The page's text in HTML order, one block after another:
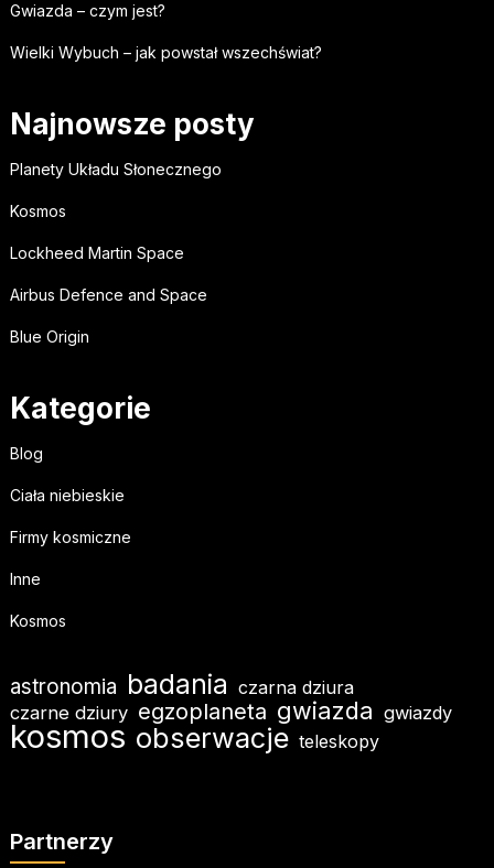
Gwiazda – czym jest?
Wielki Wybuch – jak powstał wszechświat?
Najnowsze posty
Planety Układu Słonecznego
Kosmos
Lockheed Martin Space
Airbus Defence and Space
Blue Origin
Kategorie
Blog
Ciała niebieskie
Firmy kosmiczne
Inne
Kosmos
astronomia badania czarna dziura
czarne dziury egzoplaneta gwiazda gwiazdy
kosmos obserwacje teleskopy
Partnerzy